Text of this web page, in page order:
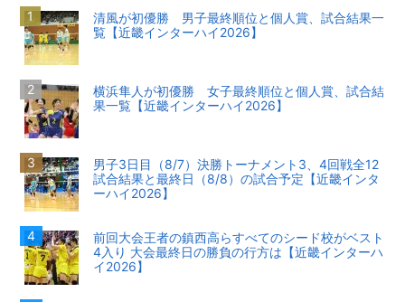
清風が初優勝 男子最終順位と個人賞、試合結果一
覧【近畿インターハイ2026】
横浜隼人が初優勝 女子最終順位と個人賞、試合結
果一覧【近畿インターハイ2026】
男子3日目（8/7）決勝トーナメント3、4回戦全12
試合結果と最終日（8/8）の試合予定【近畿インタ
ーハイ2026】
前回大会王者の鎮西高らすべてのシード校がベスト
4入り 大会最終日の勝負の行方は【近畿インターハ
イ2026】